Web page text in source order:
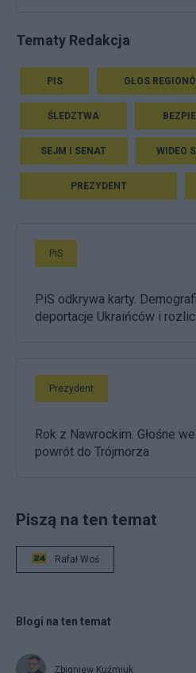
Tematy Redakcja
PIS GŁOS
ŚLEDZTWA
SEJM I SENAT WIDEO
PREZYDENT
PiS
PiS odkrywa karty.
deportacje Ukraińców i
Prezydent
Rok z Nawrockim. Głośne
powrót do Trójmorza
Piszą na ten temat
Rafał Woś
Blogi na ten temat
Zbigniew Kuźmiuk